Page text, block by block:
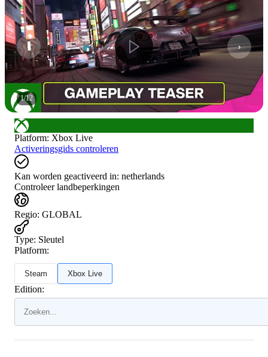
1/12
Platform: Xbox Live
Activeringsgids controleren
Kan worden geactiveerd in: netherlands
Controleer landbeperkingen
Regio: GLOBAL
Type: Sleutel
Platform:
Steam Xbox Live
Edition: